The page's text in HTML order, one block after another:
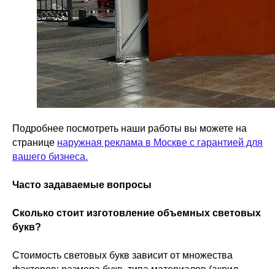
Подробнее посмотреть наши работы вы можете на
странице наружная реклама в Москве с гарантией для
вашего бизнеса.
Часто задаваемые вопросы
Сколько стоит изготовление объемных световых
букв?
Стоимость световых букв зависит от множества